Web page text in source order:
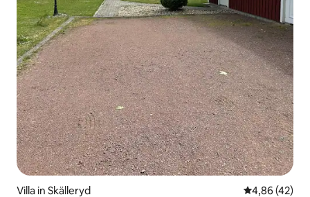
Villa in Skälleryd Gemiddelde
4,86 (42)